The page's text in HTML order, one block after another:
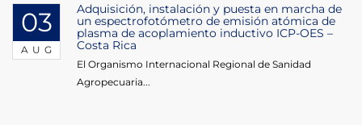
03
AUG
Adquisición, instalación y puesta en marcha de
un espectrofotómetro de emisión atómica de
plasma de acoplamiento inductivo ICP-OES –
Costa Rica
El Organismo Internacional Regional de Sanidad
Agropecuaria...